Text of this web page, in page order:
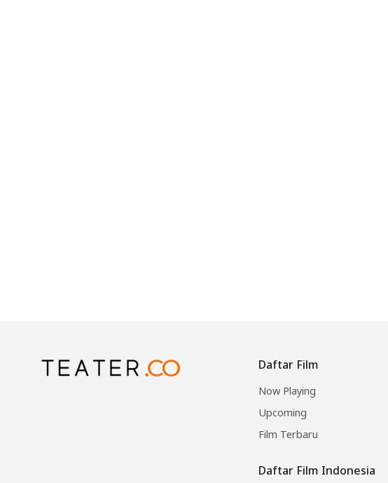
Daftar Film
Now Playing
Upcoming
Film Terbaru
Daftar Film Indonesia